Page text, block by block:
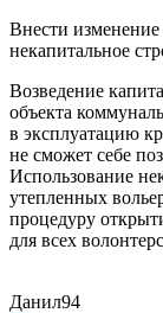
Внести
некапитальное
Возведение
объекта
в эксплуатацию
не сможет себе
Использование
утепленных
процедуру
для всех
Данил94